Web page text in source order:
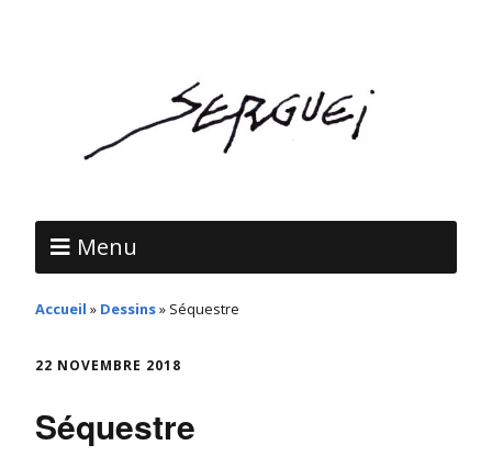
Menu
Accueil » Dessins» Séquestre
22 NOVEMBRE 2018
Séquestre